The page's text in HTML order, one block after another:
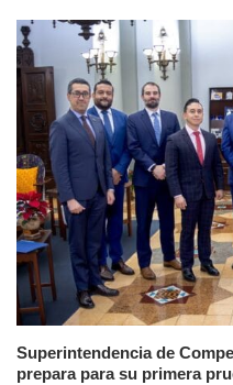
Superintendencia de
prepara para su primera